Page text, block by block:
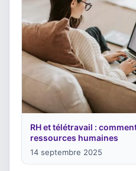
RH et télétravail :
ressources humaines
14 septembre 2025